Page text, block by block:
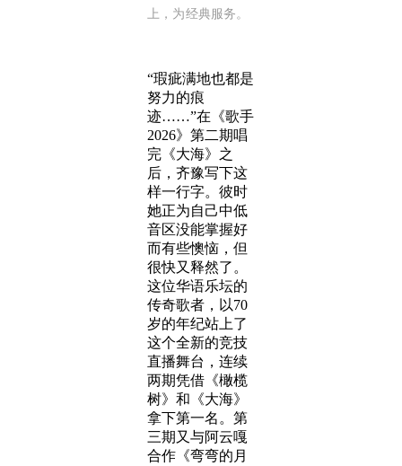
上，为经典服务。
“瑕疵满地也都是
努力的痕
迹……”在《歌手
2026》第二期唱
完《大海》之
后，齐豫写下这
样一行字。彼时
她正为自己中低
音区没能掌握好
而有些懊恼，但
很快又释然了。
这位华语乐坛的
传奇歌者，以70
岁的年纪站上了
这个全新的竞技
直播舞台，连续
两期凭借《橄榄
树》和《大海》
拿下第一名。第
三期又与阿云嘎
合作《弯弯的月